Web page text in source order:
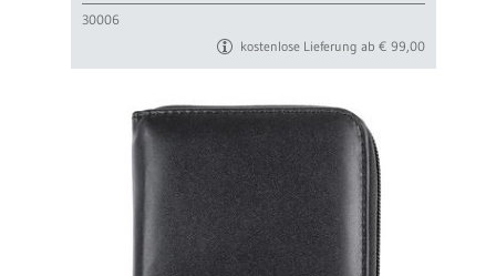
30006
kostenlose Lieferung ab € 99,00